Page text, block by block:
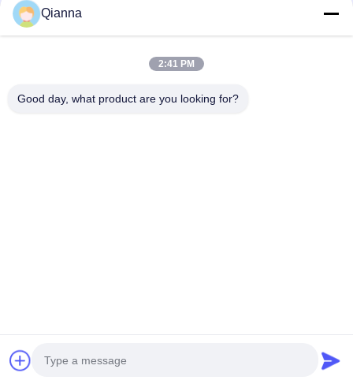
Διεύθυνση
Yuesheng Import and Export Trading Co., Ltd. Όλα. Όλα τα
δικαιώματα διατηρούνται.
Qianna
2:41 PM
Good day, what product are you looking for?